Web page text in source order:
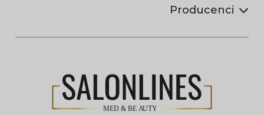
Producenci